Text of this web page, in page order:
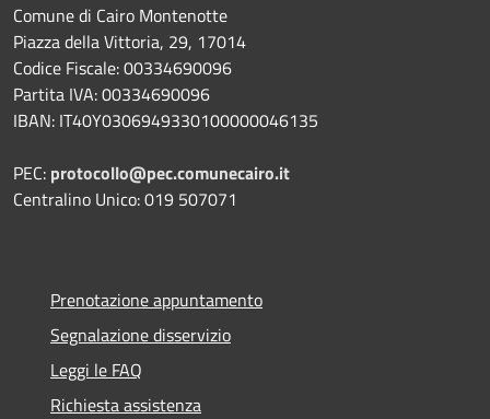
Comune di Cairo Montenotte
Piazza della Vittoria, 29, 17014
Codice Fiscale: 00334690096
Partita IVA: 00334690096
IBAN: IT40Y0306949330100000046135
PEC: protocollo@pec.comunecairo.it
Centralino Unico: 019 507071
Prenotazione appuntamento
Segnalazione disservizio
Leggi le FAQ
Richiesta assistenza